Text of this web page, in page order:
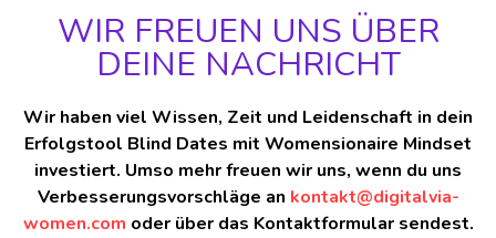
WIR FREUEN UNS ÜBER
DEINE NACHRICHT
Wir haben viel Wissen, Zeit und Leidenschaft in dein
Erfolgstool Blind Dates mit Womensionaire Mindset
investiert. Umso mehr freuen wir uns, wenn du uns
Verbesserungsvorschläge an kontakt@digitalvia-
women.com oder über das Kontaktformular sendest.